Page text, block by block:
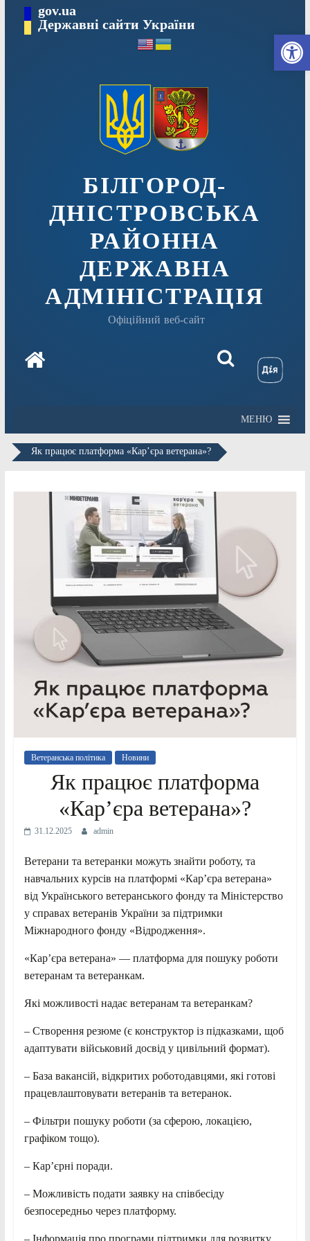
вмісту
gov.ua
Державні сайти України
БІЛГОРОД-
ДНІСТРОВСЬКА
РАЙОННА
ДЕРЖАВНА
АДМІНІСТРАЦІЯ
Офіційний веб-сайт
МЕНЮ
Як працює платформа «Кар’єра ветерана»?
Ветеранська політика Новини
Як працює платформа
«Кар’єра ветерана»?
31.12.2025 admin
Ветерани та ветеранки можуть знайти роботу, та
навчальних курсів на платформі «Кар’єра ветерана»
від Українського ветеранського фонду та Міністерство
у справах ветеранів України за підтримки
Міжнародного фонду «Відродження».
«Кар’єра ветерана» — платформа для пошуку роботи
ветеранам та ветеранкам.
Які можливості надає ветеранам та ветеранкам?
– Створення резюме (є конструктор із підказками, щоб
адаптувати військовий досвід у цивільний формат).
– База вакансій, відкритих роботодавцями, які готові
працевлаштовувати ветеранів та ветеранок.
– Фільтри пошуку роботи (за сферою, локацією,
графіком тощо).
– Кар’єрні поради.
– Можливість подати заявку на співбесіду
безпосередньо через платформу.
– Інформація про програми підтримки для розвитку